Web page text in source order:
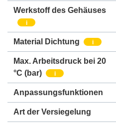
Werkstoff des Gehäuses
i
Material Dichtung i
Max. Arbeitsdruck bei 20
°C (bar)
i
Anpassungsfunktionen
Art der Versiegelung